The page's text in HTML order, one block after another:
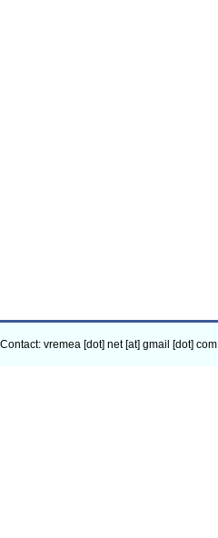
Contact: vremea [dot] net [at] gmail [dot] com